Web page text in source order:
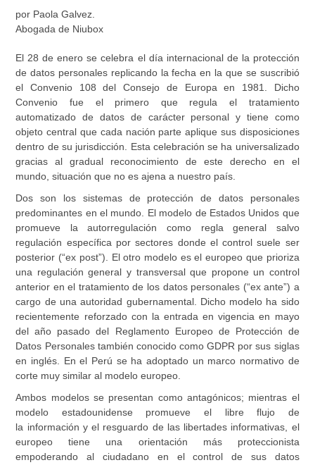
por Paola Galvez.
Abogada de Niubox
El 28 de enero se celebra el día internacional de la protección
de datos personales replicando la fecha en la que se suscribió
el Convenio 108 del Consejo de Europa en 1981. Dicho
Convenio fue el primero que regula el tratamiento
automatizado de datos de carácter personal y tiene como
objeto central que cada nación parte aplique sus disposiciones
dentro de su jurisdicción. Esta celebración se ha universalizado
gracias al gradual reconocimiento de este derecho en el
mundo, situación que no es ajena a nuestro país.
Dos son los sistemas de protección de datos personales
predominantes en el mundo. El modelo de Estados Unidos que
promueve la autorregulación como regla general salvo
regulación específica por sectores donde el control suele ser
posterior (“ex post”). El otro modelo es el europeo que prioriza
una regulación general y transversal que propone un control
anterior en el tratamiento de los datos personales (“ex ante”) a
cargo de una autoridad gubernamental. Dicho modelo ha sido
recientemente reforzado con la entrada en vigencia en mayo
del año pasado del Reglamento Europeo de Protección de
Datos Personales también conocido como GDPR por sus siglas
en inglés. En el Perú se ha adoptado un marco normativo de
corte muy similar al modelo europeo.
Ambos modelos se presentan como antagónicos; mientras el
modelo estadounidense promueve el libre flujo de
la información y el resguardo de las libertades informativas, el
europeo tiene una orientación más proteccionista
empoderando al ciudadano en el control de sus datos